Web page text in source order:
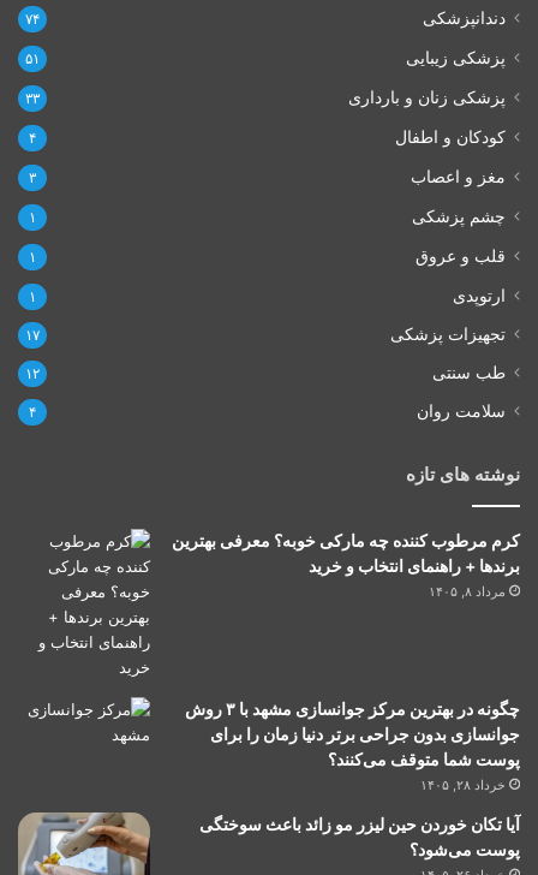
دندانپزشکی ۷۴
پزشکی زیبایی ۵۱
پزشکی زنان و بارداری ۳۳
کودکان و اطفال ۴
مغز و اعصاب ۳
چشم پزشکی ۱
قلب و عروق ۱
ارتوپدی ۱
تجهیزات پزشکی ۱۷
طب سنتی ۱۲
سلامت روان ۴
نوشته های تازه
کرم مرطوب کننده چه مارکی خوبه؟ معرفی بهترین
برندها + راهنمای انتخاب و خرید
مرداد ۸, ۱۴۰۵
چگونه در بهترین مرکز جوانسازی مشهد با ۳ روش
جوانسازی بدون جراحی برتر دنیا زمان را برای
پوست شما متوقف می‌کنند؟
خرداد ۲۸, ۱۴۰۵
آیا تکان خوردن حین لیزر مو زائد باعث سوختگی
پوست می‌شود؟